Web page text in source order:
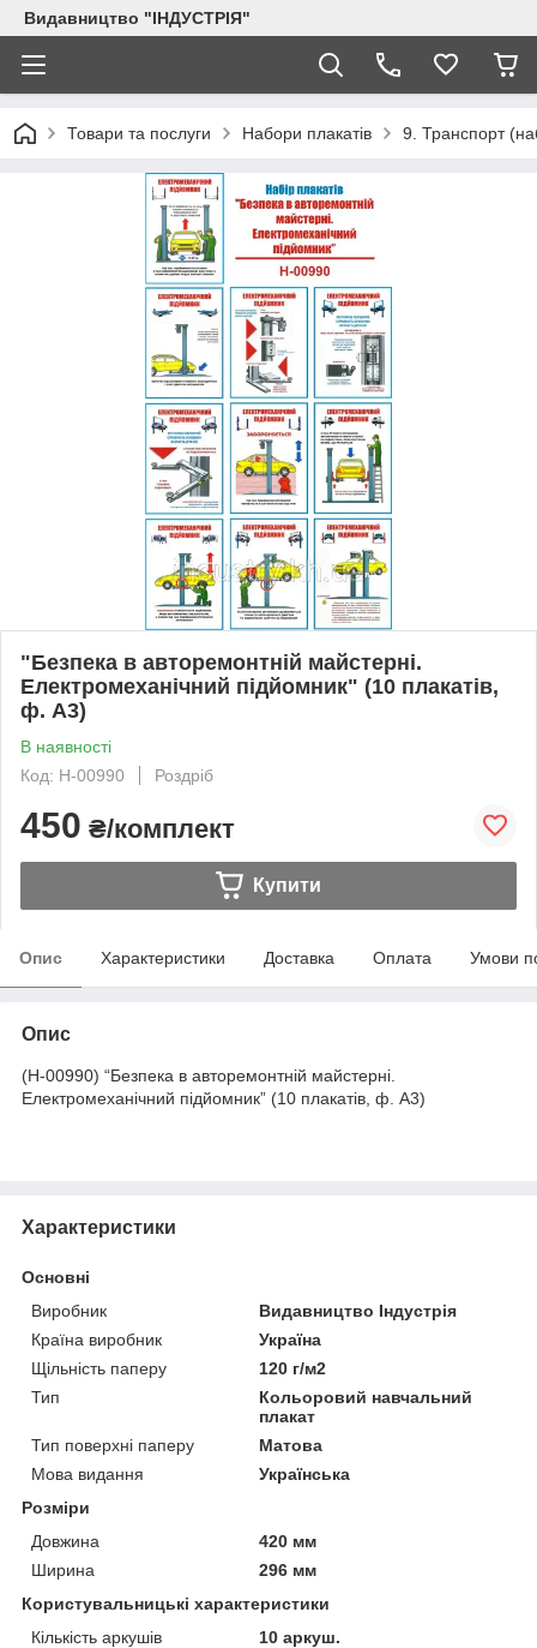
Видавництво "ІНДУСТРІЯ"
Товари та послуги Набори плакатів 9. Транспорт
"Безпека в авторемонтній майстерні.
Електромеханічний підйомник" (10 плакатів,
ф. А3)
В наявності
Код: Н-00990
Роздріб
450 ₴/комплект
Купити
Опис Характеристики Доставка Оплата Умови
Опис
(Н-00990) “Безпека в авторемонтній майстерні.
Електромеханічний підйомник” (10 плакатів, ф. А3)
Характеристики
Основні
Виробник
Видавництво Індустрія
Країна виробник
Україна
Щільність паперу
120 г/м2
Тип
Кольоровий навчальний
плакат
Тип поверхні паперу
Матова
Мова видання
Українська
Розміри
Довжина
420 мм
Ширина
296 мм
Користувальницькі характеристики
Кількість аркушів
10 аркуш.